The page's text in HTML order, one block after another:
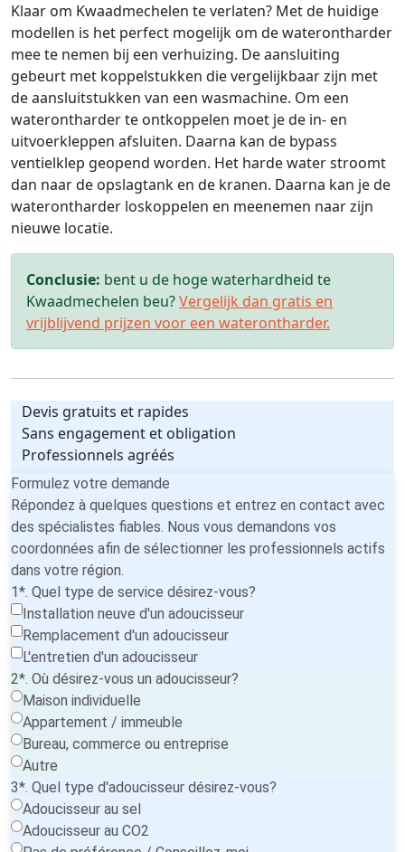
Klaar om Kwaadmechelen te verlaten? Met de huidige
modellen is het perfect mogelijk om de waterontharder
mee te nemen bij een verhuizing. De aansluiting
gebeurt met koppelstukken die vergelijkbaar zijn met
de aansluitstukken van een wasmachine. Om een
waterontharder te ontkoppelen moet je de in- en
uitvoerkleppen afsluiten. Daarna kan de bypass
ventielklep geopend worden. Het harde water stroomt
dan naar de opslagtank en de kranen. Daarna kan je de
waterontharder loskoppelen en meenemen naar zijn
nieuwe locatie.
Conclusie: bent u de hoge waterhardheid te
Kwaadmechelen beu?Vergelijk dan gratis en
vrijblijvend prijzen voor een waterontharder.
Devis gratuits et rapides
Sans engagement et obligation
Professionnels agréés
Formulez votre demande
Répondez à quelques questions et entrez en contact avec
des spécialistes fiables. Nous vous demandons vos
coordonnées afin de sélectionner les professionnels actifs
dans votre région.
1*. Quel type de service désirez-vous?
Installation neuve d'un adoucisseur
Remplacement d'un adoucisseur
L'entretien d'un adoucisseur
2*. Où désirez-vous un adoucisseur?
Maison individuelle
Appartement / immeuble
Bureau, commerce ou entreprise
Autre
3*. Quel type d'adoucisseur désirez-vous?
Adoucisseur au sel
Adoucisseur au CO2